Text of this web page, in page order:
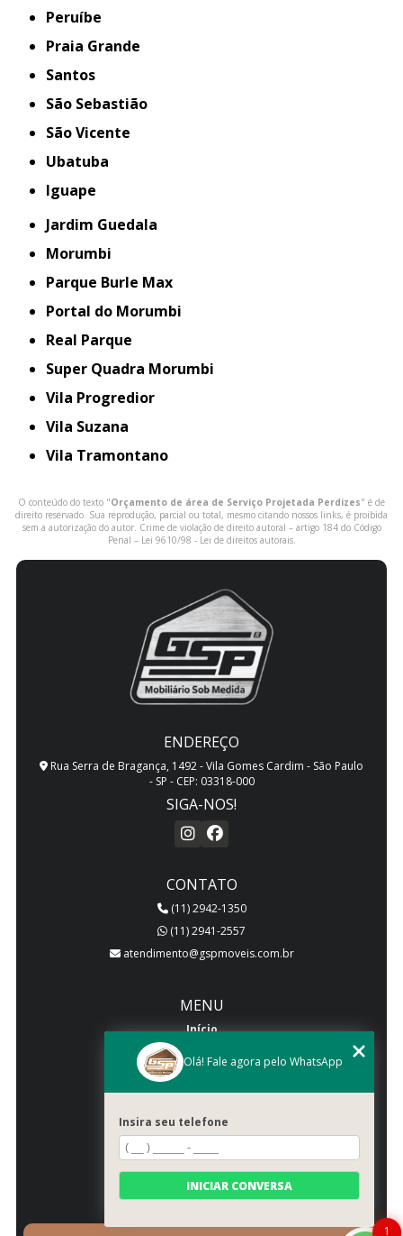
Peruíbe
Praia Grande
Santos
São Sebastião
São Vicente
Ubatuba
iguape
Jardim Guedala
Morumbi
Parque Burle Max
Portal do Morumbi
Real Parque
Super Quadra Morumbi
Vila Progredior
Vila Suzana
Vila Tramontano
O conteúdo do texto "Orçamento de área de Serviço Projetada Perdizes" é de
direito reservado. Sua reprodução, parcial ou total, mesmo citando nossos links, é proibida
sem a autorização do autor. Crime de violação de direito autoral – artigo 184 do Código
Penal – Lei 9610/98 - Lei de direitos autorais.
ENDEREÇO
Rua Serra de Bragança, 1492 - Vila Gomes Cardim - São Paulo
- SP - CEP: 03318-000
SIGA-NOS!
CONTATO
(11) 2942-1350
(11) 2941-2557
atendimento@gspmoveis.com.br
MENU
Início
Quem somos
Galeria
Categorias
Contato
Mapa do site
1
Olá! Fale agora pelo WhatsApp
Insira seu telefone
INICIAR CONVERSA